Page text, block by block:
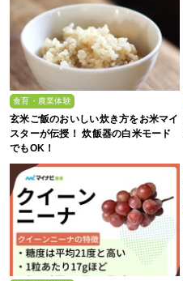
食育・農業体験
玄米ご飯のおいしい炊き方をお米マイ
スターが伝授！ 炊飯器の白米モード
でもOK！